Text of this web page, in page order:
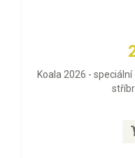
Koala 2026 -